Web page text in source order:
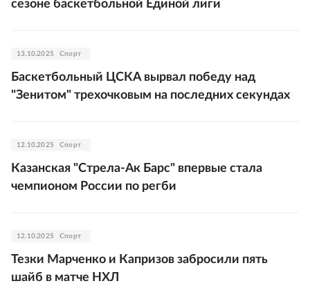
сезоне баскетбольной Единой лиги
13.10.2025 Спорт
Баскетбольный ЦСКА вырвал победу над
"Зенитом" трехочковым на последних секундах
12.10.2025 Спорт
Казанская "Стрела-Ак Барс" впервые стала
чемпионом России по регби
12.10.2025 Спорт
Тезки Марченко и Капризов забросили пять
шайб в матче НХЛ